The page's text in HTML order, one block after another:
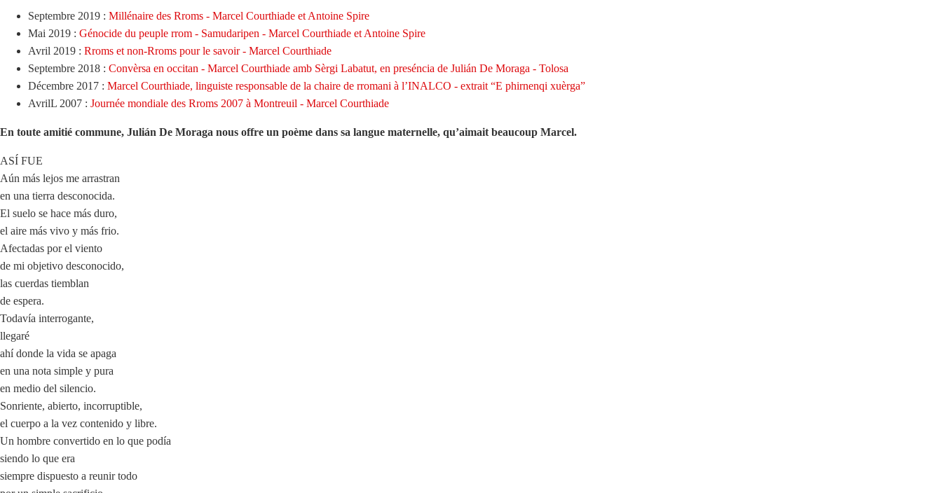
Septembre 2019 : Millénaire des Rroms - Marcel Courthiade et Antoine Spire
Mai 2019 : Génocide du peuple rrom - Samudaripen - Marcel Courthiade et Antoine Spire
Avril 2019 : Rroms et non-Rroms pour le savoir - Marcel Courthiade
Septembre 2018 : Convèrsa en occitan - Marcel Courthiade amb Sèrgi Labatut, en preséncia de Julián De Moraga - Tolosa
Décembre 2017 : Marcel Courthiade, linguiste responsable de la chaire de rromani à l’INALCO - extrait “E phirnenqi xuèrga”
AvrilL 2007 : Journée mondiale des Rroms 2007 à Montreuil - Marcel Courthiade
En toute amitié commune, Julián De Moraga nous offre un poème dans sa langue maternelle, qu’aimait beaucoup Marcel.
ASÍ FUE
Aún más lejos me arrastran
en una tierra desconocida.
El suelo se hace más duro,
el aire más vivo y más frio.
Afectadas por el viento
de mi objetivo desconocido,
las cuerdas tiemblan
de espera.
Todavía interrogante,
llegaré
ahí donde la vida se apaga
en una nota simple y pura
en medio del silencio.
Sonriente, abierto, incorruptible,
el cuerpo a la vez contenido y libre.
Un hombre convertido en lo que podía
siendo lo que era
siempre dispuesto a reunir todo